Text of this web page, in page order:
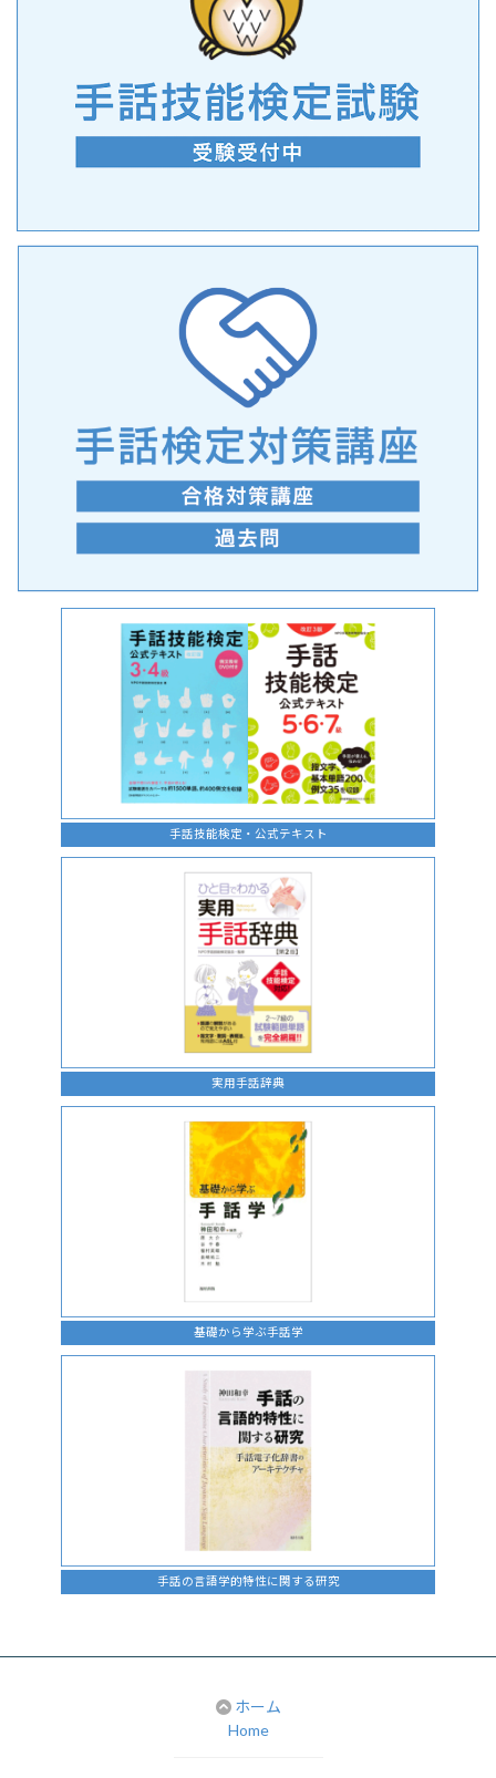
手話技能検定・公式テキスト
実用手話辞典
基礎から学ぶ手話学
手話の言語学的特性に関する研究
ホーム
Home